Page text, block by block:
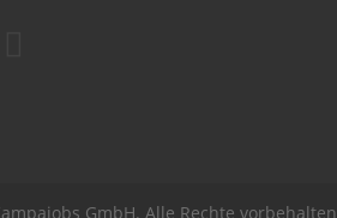
GmbH. Alle Rechte vorbehalten